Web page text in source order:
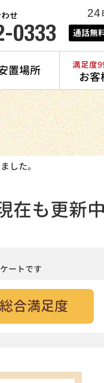
0333
24
通話無
せ
置場所 満足度
お客
した。
在も更新
ートです
合満足度